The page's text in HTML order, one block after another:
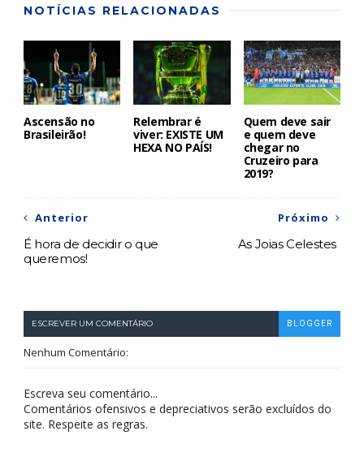
NOTÍCIAS RELACIONADAS
Ascensão no
Brasileirão!
Relembrar é
viver: EXISTE UM
HEXA NO PAÍS!
Quem deve sair
e quem deve
chegar no
Cruzeiro para
2019?
Próximo
As Joias Celestes
Anterior
É hora de decidir o que
queremos!
ESCREVER UM COMENTÁRIO BLOGGER
Nenhum Comentário:
Escreva seu comentário...
Comentários ofensivos e depreciativos serão excluídos do
site. Respeite as regras.